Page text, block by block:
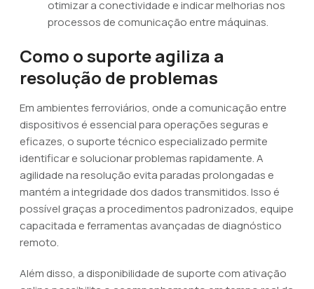
otimizar a conectividade e indicar melhorias nos
processos de comunicação entre máquinas.
Como o suporte agiliza a
resolução de problemas
Em ambientes ferroviários, onde a comunicação entre
dispositivos é essencial para operações seguras e
eficazes, o suporte técnico especializado permite
identificar e solucionar problemas rapidamente. A
agilidade na resolução evita paradas prolongadas e
mantém a integridade dos dados transmitidos. Isso é
possível graças a procedimentos padronizados, equipe
capacitada e ferramentas avançadas de diagnóstico
remoto.
Além disso, a disponibilidade de suporte com ativação